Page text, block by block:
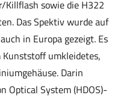
sowie die H322
Das Spektiv wurde auf
in Europa gezeigt. Es
umkleidetes,
Darin
Optical System (HDOS)-